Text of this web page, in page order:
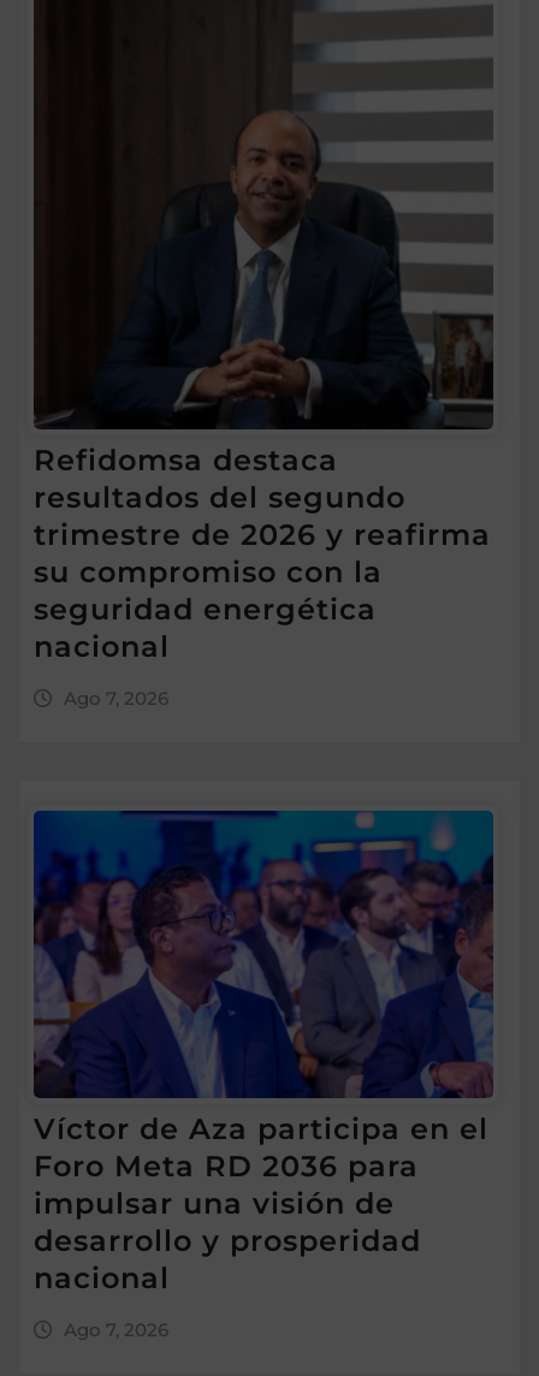
Refidomsa destaca
resultados del segundo
trimestre de 2026 y reafirma
su compromiso con la
seguridad energética
nacional
Ago 7, 2026
Víctor de Aza participa en el
Foro Meta RD 2036 para
impulsar una visión de
desarrollo y prosperidad
nacional
Ago 7, 2026